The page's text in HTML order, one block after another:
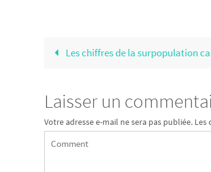
Les chiffres de la surpopulation
Laisser un
Votre adresse e-mail ne sera pas publiée. Les